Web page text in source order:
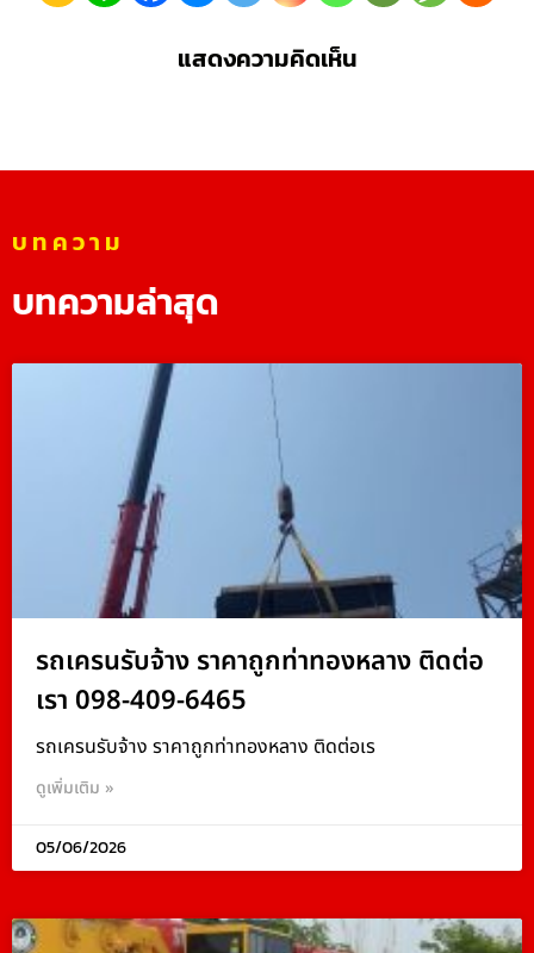
แสดงความคิดเห็น
บทความ
บทความล่าสุด
รถเครนรับจ้าง ราคาถูกท่าทองหลาง ติดต่อ
เรา 098-409-6465
รถเครนรับจ้าง ราคาถูกท่าทองหลาง ติดต่อเร
ดูเพิ่มเติม »
05/06/2026